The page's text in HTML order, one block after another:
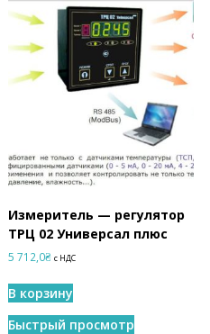
Измеритель — регулятор
ТРЦ 02 Универсал плюс
5 712,0₴ с НДС
В корзину
Быстрый просмотр